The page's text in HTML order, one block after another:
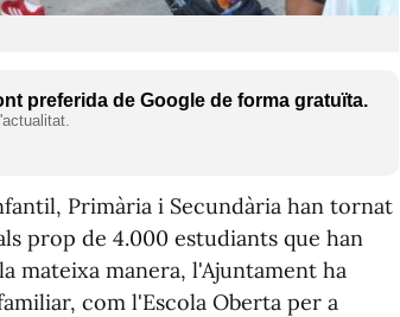
preferida de Google de forma gratuïta.
Primària i Secundària han tornat
prop de 4.000 estudiants que han
mateixa manera, l'Ajuntament ha
com l'Escola Oberta per a